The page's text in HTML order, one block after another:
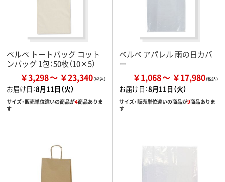
ベルベ トートバッグ コット
ンバッグ 1包：50枚（10×5）
￥3,298 ￥23,340
お届け日：8月11日（火）
サイズ・販売単位違いの商品が4商品ありま
す
ベルベ アパレル 雨の日カバ
ー
￥1,068 ￥17,980
お届け日：8月11日（火）
サイズ・販売単位違いの商品が9商品ありま
す